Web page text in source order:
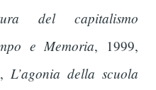
del capitalismo
e Memoria, 1999,
L’agonia della scuola